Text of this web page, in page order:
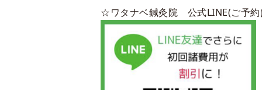
☆ワタナベ鍼灸院 公式LINE(ご予約